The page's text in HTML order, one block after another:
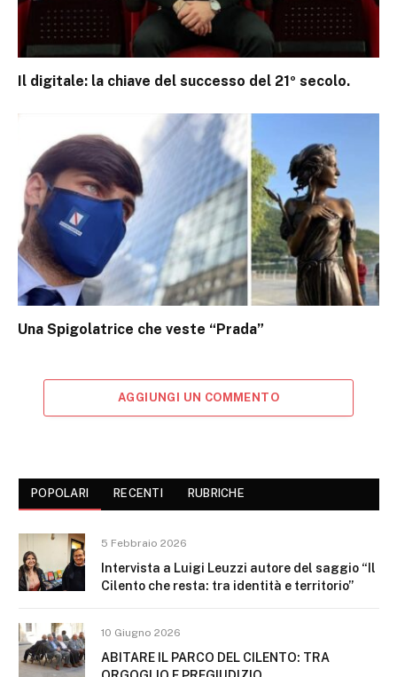
Il digitale: la chiave del successo del 21º secolo.
Una Spigolatrice che veste “Prada”
AGGIUNGI UN COMMENTO
POPOLARI RECENTI RUBRICHE
5 Febbraio 2026
Intervista a Luigi Leuzzi autore del saggio “Il
Cilento che resta: tra identità e territorio”
10 Giugno 2026
ABITARE IL PARCO DEL CILENTO: TRA